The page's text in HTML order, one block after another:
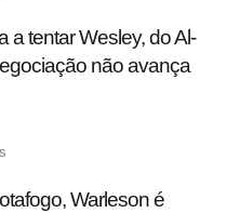
a tentar Wesley, do Al-
não avança
Warleson é